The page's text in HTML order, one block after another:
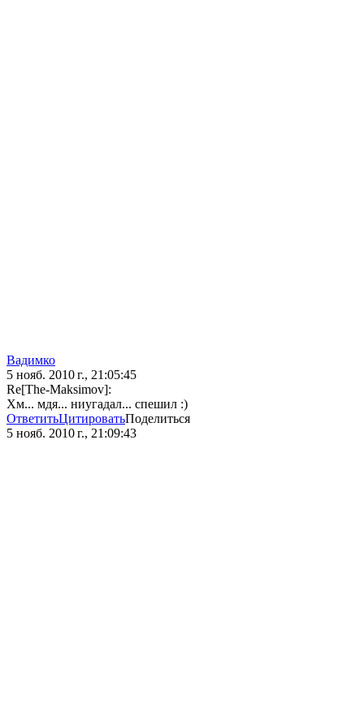
Вадимко
5 нояб. 2010 г., 21:05:45
Re[The-Maksimov]:
Хм... мдя... ниугадал... спешил :)
ОтветитьЦитироватьПоделиться
5 нояб. 2010 г., 21:09:43